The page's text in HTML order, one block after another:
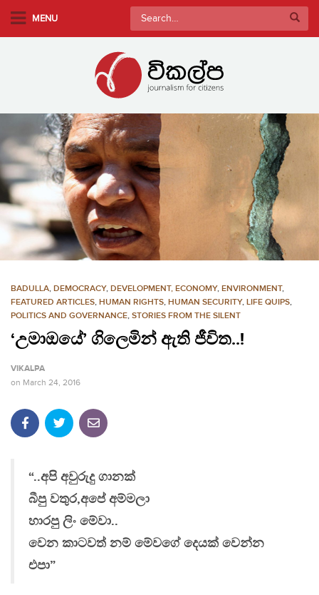
m
n
c
o
e
MENU
Search
for:
BADULLA, DEMOCRACY, DEVELOPMENT, ECONOMY, ENVIRONMENT,
FEATURED ARTICLES, HUMAN RIGHTS, HUMAN SECURITY, LIFE QUIPS,
POLITICS AND GOVERNANCE, STORIES FROM THE SILENT
‘උමාඔයේ’ ගිලෙමින් ඇති ජීවිත..!
VIKALPA
on March 24, 2016
“..අපි අවුරුදු ගානක්
බීපු වතුර,අපේ අම්මලා
හාරපු ලිං මේවා..
වෙන කාටවත් නම් මේවගේ දෙයක් වෙන්න
එපා”